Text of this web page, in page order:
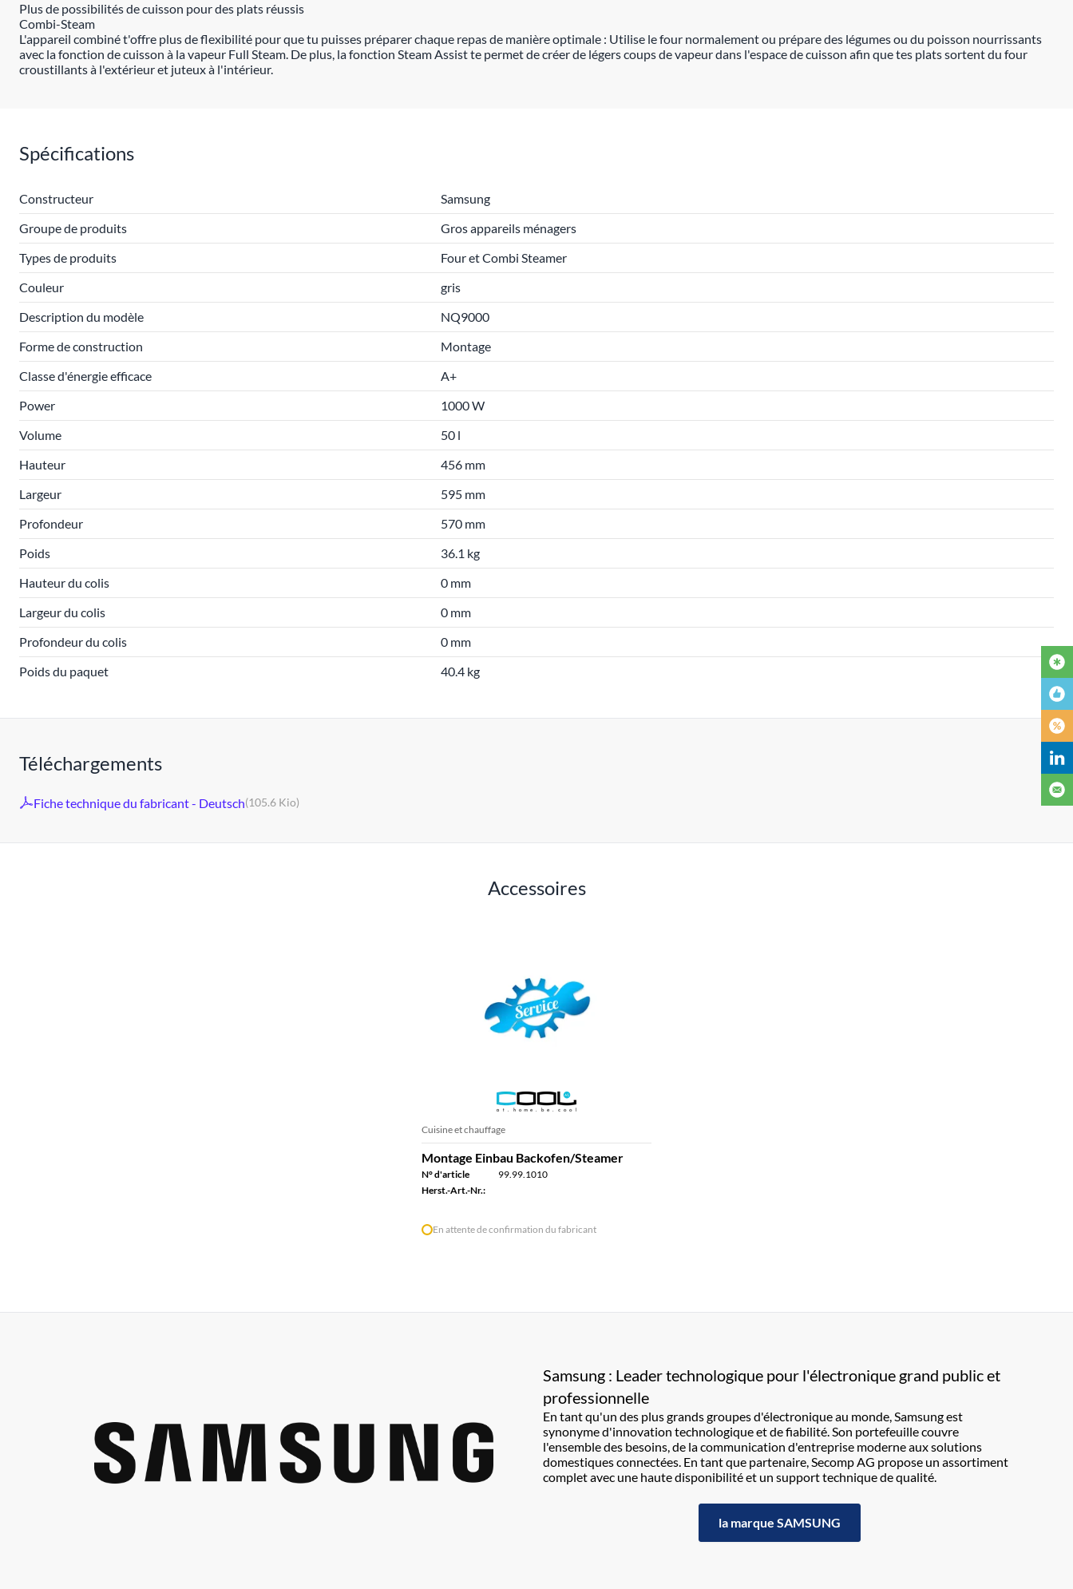
Plus de possibilités de cuisson pour des plats réussis
Combi-Steam
L'appareil combiné t'offre plus de flexibilité pour que tu puisses préparer chaque repas de manière optimale : Utilise le four normalement ou prépare des légumes ou du poisson nourrissants
avec la fonction de cuisson à la vapeur Full Steam. De plus, la fonction Steam Assist te permet de créer de légers coups de vapeur dans l'espace de cuisson afin que tes plats sortent du four
croustillants à l'extérieur et juteux à l'intérieur.
Spécifications
Constructeur
Samsung
Groupe de produits
Gros appareils ménagers
Types de produits
Four et Combi Steamer
Couleur
gris
Description du modèle
NQ9000
Forme de construction
Montage
Classe d'énergie efficace
A+
Power
1000 W
Volume
50 l
Hauteur
456 mm
Largeur
595 mm
Profondeur
570 mm
Poids
36.1 kg
Hauteur du colis
0 mm
Largeur du colis
0 mm
Profondeur du colis
0 mm
Poids du paquet
40.4 kg
Téléchargements
Fiche technique du fabricant - Deutsch(105.6 Kio)
Accessoires
Cuisine et chauffage
Montage Einbau Backofen/Steamer
N° d'article
99.99.1010
Herst.-Art.-Nr.:
En attente de confirmation du fabricant
Samsung : Leader technologique pour l'électronique grand public et
professionnelle
En tant qu'un des plus grands groupes d'électronique au monde, Samsung est
synonyme d'innovation technologique et de fiabilité. Son portefeuille couvre
l'ensemble des besoins, de la communication d'entreprise moderne aux solutions
domestiques connectées. En tant que partenaire, Secomp AG propose un assortiment
complet avec une haute disponibilité et un support technique de qualité.
la marque SAMSUNG